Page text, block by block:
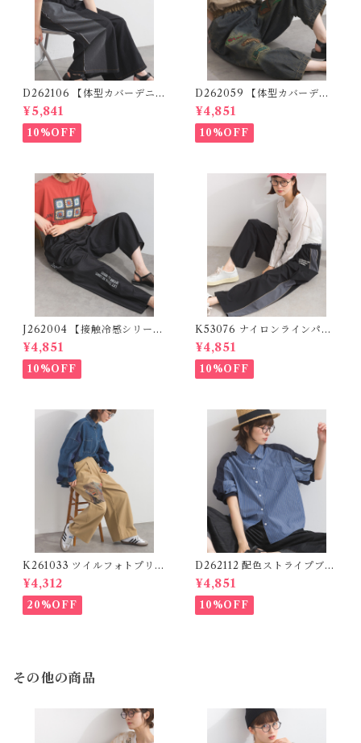
D262106 【体型カバーデニム
シリーズ】 デニム切替ワイド
パンツ / Denim Panel Wide
Pants
¥5,841
10%OFF
D262059 【体型カバーデニ
ムシリーズ】 パッチワークロ
ゴデニムパンツ / Patchwork
Logo Denim Pants
¥4,851
10%OFF
J262004 【接触冷感シリー
ズ】 ツイルワーク風ロゴパン
ツ / Cool Touch Twill Work
Logo Pants (残りわずか)
¥4,851
10%OFF
K53076 ナイロンラインパン
ツ / Nylon Line Pants (残り
わずか)
¥4,851
10%OFF
K261033 ツイルフォトプリン
トイージーテーパードパンツ /
Twill Photo Print Easy Tap
ered Pants
¥4,312
20%OFF
D262112 配色ストライプブラ
ウス / Color Block Stripe R
elaxed Blouse 【re-stock】
¥4,851
10%OFF
その他の商品